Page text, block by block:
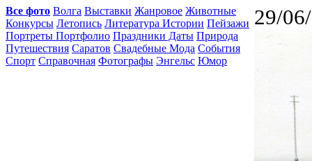
Все фото Волга Выставки Жанровое Животные
Конкурсы Летопись Литература Истории Пейзажи
Портреты Портфолио Праздники Даты Природа
Путешествия Саратов Свадебные Мода События
Спорт Справочная Фотографы Энгельс Юмор
29/